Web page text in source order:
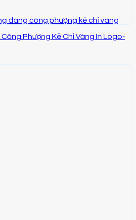
Phượng Kẻ Chỉ Vàng In Logo-